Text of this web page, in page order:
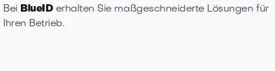
Bei BlueIDerhalten Sie maßgeschneiderte Lösungen für
Ihren Betrieb.